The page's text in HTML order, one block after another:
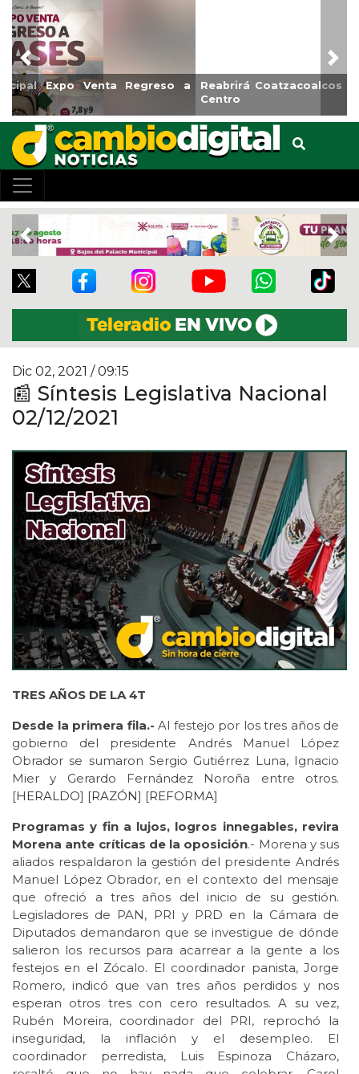
Reabrirá Coatzacoalcos la Alberca Semiolímpica Zona
Centro
Previous
Previous
Dic 02, 2021 / 09:15
📰 Síntesis Legislativa Nacional
02/12/2021
TRES AÑOS DE LA 4T
Desde la primera fila.- Al festejo por los tres años de
gobierno del presidente Andrés Manuel López
Obrador se sumaron Sergio Gutiérrez Luna, Ignacio
Mier y Gerardo Fernández Noroña entre otros.
[HERALDO] [RAZÓN] [REFORMA]
Programas y fin a lujos, logros innegables, revira
Morena ante críticas de la oposición.- Morena y sus
aliados respaldaron la gestión del presidente Andrés
Manuel López Obrador, en el contexto del mensaje
que ofreció a tres años del inicio de su gestión.
Legisladores de PAN, PRI y PRD en la Cámara de
Diputados demandaron que se investigue de dónde
salieron los recursos para acarrear a la gente a los
festejos en el Zócalo. El coordinador panista, Jorge
Romero, indicó que van tres años perdidos y nos
esperan otros tres con cero resultados. A su vez,
Rubén Moreira, coordinador del PRI, reprochó la
inseguridad, la inflación y el desempleo. El
coordinador perredista, Luis Espinoza Cházaro,